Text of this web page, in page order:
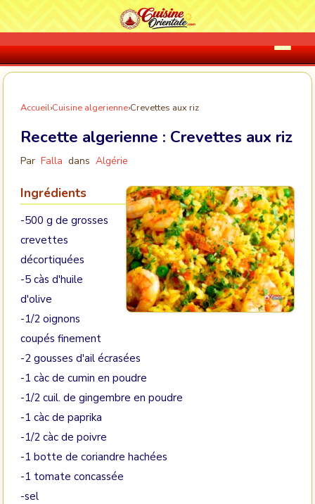
Accueil›Cuisine algerienne›Crevettes aux riz
Recette algerienne : Crevettes aux riz
Par Falla dans Algérie
Ingrédients
-500 g de grosses
crevettes
décortiquées
-5 càs d'huile
d'olive
-1/2 oignons
coupés finement
-2 gousses d'ail écrasées
-1 càc de cumin en poudre
-1/2 cuil. de gingembre en poudre
-1 càc de paprika
-1/2 càc de poivre
-1 botte de coriandre hachées
-1 tomate concassée
-sel